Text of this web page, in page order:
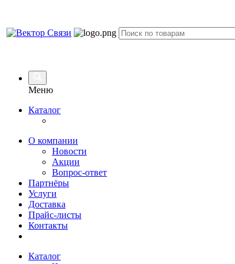
Меню
Каталог
О компании
Новости
Акции
Вопрос-ответ
Партнёры
Услуги
Доставка
Прайс-листы
Контакты
Каталог